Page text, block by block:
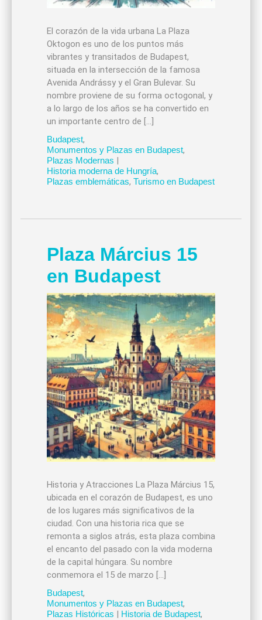
El corazón de la vida urbana La Plaza
Oktogon es uno de los puntos más
vibrantes y transitados de Budapest,
situada en la intersección de la famosa
Avenida Andrássy y el Gran Bulevar. Su
nombre proviene de su forma octogonal, y
a lo largo de los años se ha convertido en
un importante centro de […]
Budapest,
Monumentos y Plazas en Budapest,
Plazas Modernas |
Historia moderna de Hungría,
Plazas emblemáticas, Turismo en Budapest
Plaza Március 15
en Budapest
Historia y Atracciones La Plaza Március 15,
ubicada en el corazón de Budapest, es uno
de los lugares más significativos de la
ciudad. Con una historia rica que se
remonta a siglos atrás, esta plaza combina
el encanto del pasado con la vida moderna
de la capital húngara. Su nombre
conmemora el 15 de marzo […]
Budapest,
Monumentos y Plazas en Budapest,
Plazas Históricas | Historia de Budapest,